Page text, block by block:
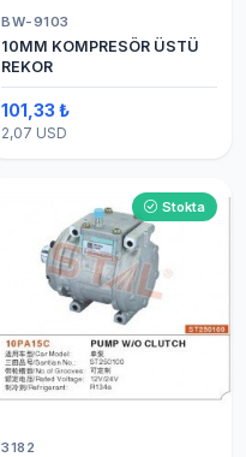
BW-9103
10MM KOMPRESÖR ÜSTÜ
REKOR
101,33 ₺
2,07 USD
Stokta
3182